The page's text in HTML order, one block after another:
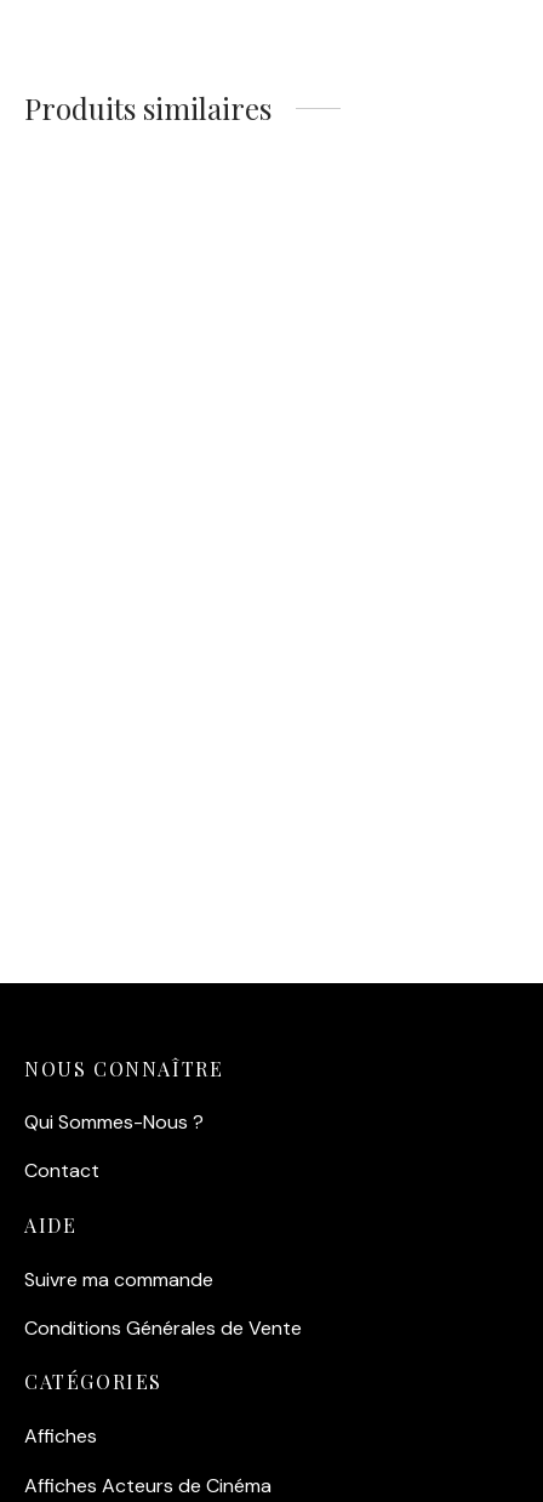
Produits similaires
NOUS CONNAÎTRE
Qui Sommes-Nous ?
Contact
AIDE
Suivre ma commande
Conditions Générales de Vente
CATÉGORIES
Affiches
Affiches Acteurs de Cinéma